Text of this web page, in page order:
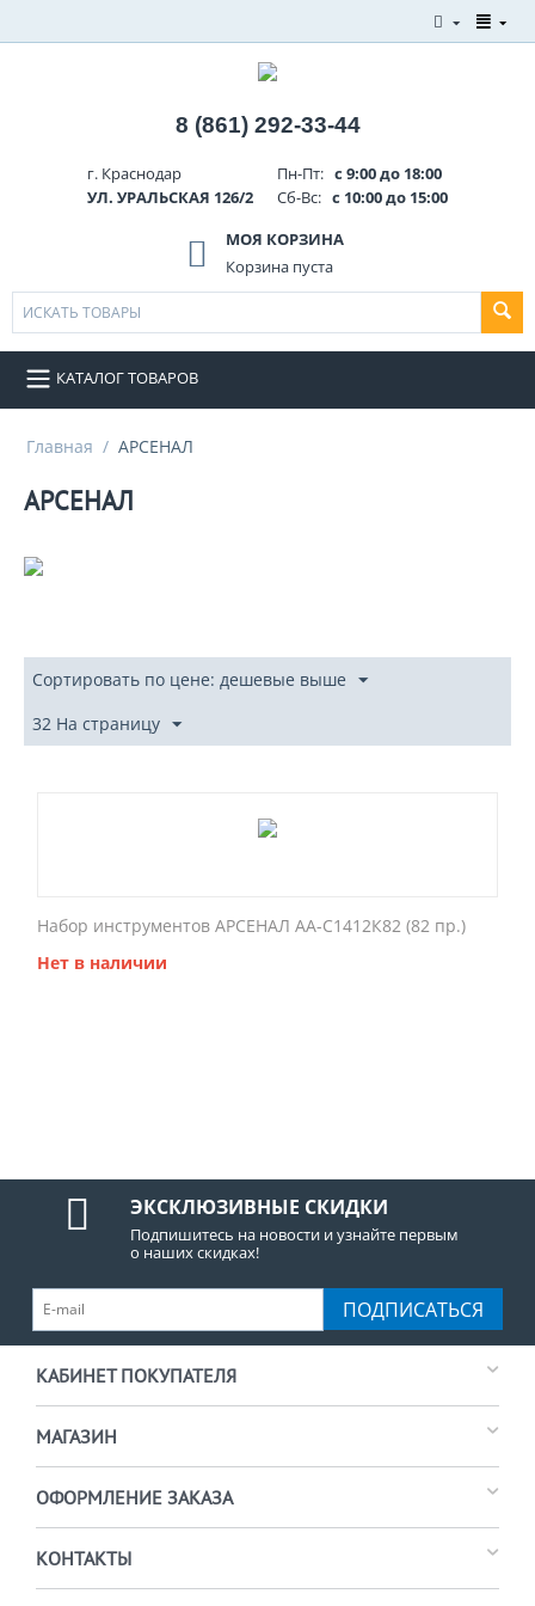
8 (861) 292-33-44
г. Краснодар
УЛ. УРАЛЬСКАЯ 126/2
Пн-Пт: с 9:00 до 18:00
Сб-Вс: с 10:00 до 15:00
МОЯ КОРЗИНА
Корзина пуста
КАТАЛОГ ТОВАРОВ
Главная / АРСЕНАЛ
АРСЕНАЛ
Сортировать по цене: дешевые выше
32 На страницу
Набор инструментов АРСЕНАЛ АА-С1412К82 (82 пр.)
Нет в наличии
ЭКСКЛЮЗИВНЫЕ СКИДКИ
Подпишитесь на новости и узнайте первым
о наших скидках!
ПОДПИСАТЬСЯ
КАБИНЕТ ПОКУПАТЕЛЯ
МАГАЗИН
ОФОРМЛЕНИЕ ЗАКАЗА
КОНТАКТЫ